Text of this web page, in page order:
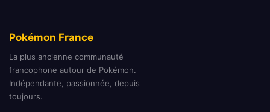
Pokémon France
La plus ancienne communauté
francophone autour de Pokémon.
Indépendante, passionnée, depuis
toujours.